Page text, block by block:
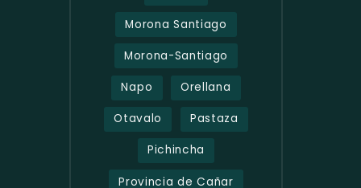
Morona Santiago
Morona-Santiago
Napo Orellana
Otavalo Pastaza
Pichincha
Provincia de Cañar